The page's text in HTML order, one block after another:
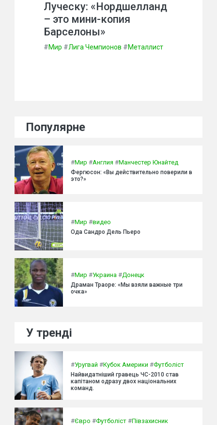
Луческу: «Нордшелланд
– это мини-копия
Барселоны»
#Мир #Лига Чемпионов #Металлист
Популярне
#Мир #Англия #Манчестер Юнайтед
Фергюсон: «Вы действительно поверили в
это?»
#Мир #видео
Ода Сандро Дель Пьеро
#Мир #Украина #Донецк
Драман Траоре: «Мы взяли важные три
очка»
У тренді
#Уругвай #Кубок Америки #Футболіст
Найвидатніший гравець ЧС-2010 став
капітаном одразу двох національних
команд.
#Євро #Футболіст #Півзахисник